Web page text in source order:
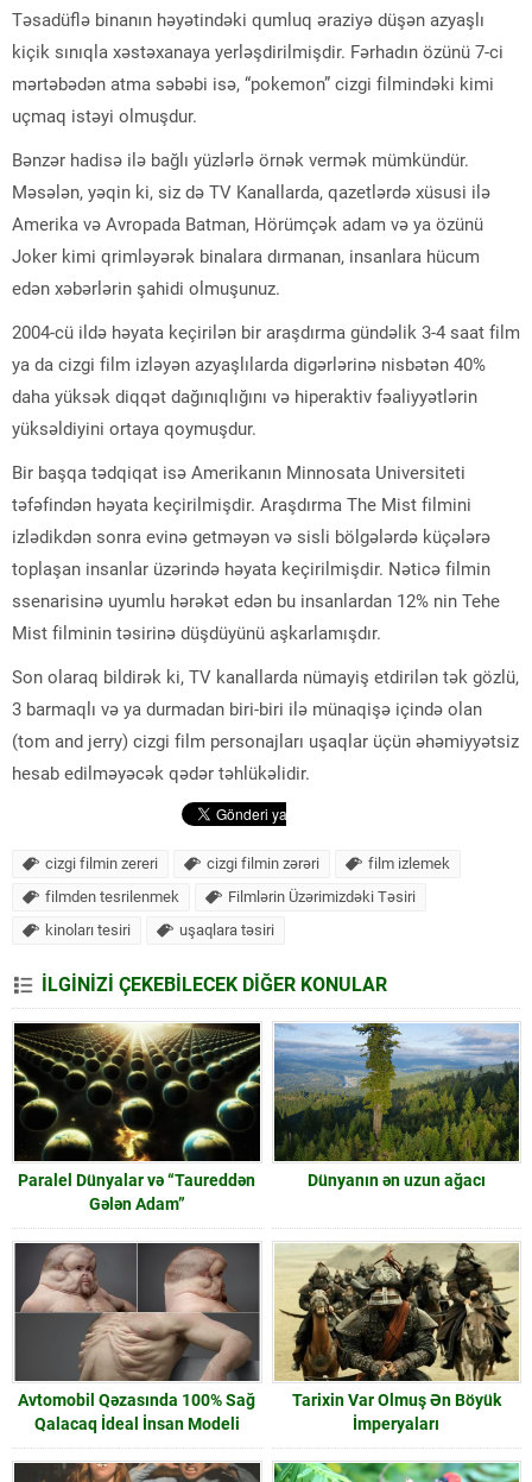
Təsadüflə binanın həyətindəki qumluq əraziyə düşən azyaşlı
kiçik sınıqla xəstəxanaya yerləşdirilmişdir. Fərhadın özünü 7-ci
mərtəbədən atma səbəbi isə, “pokemon” cizgi filmindəki kimi
uçmaq istəyi olmuşdur.
Bənzər hadisə ilə bağlı yüzlərlə örnək vermək mümkündür.
Məsələn, yəqin ki, siz də TV Kanallarda, qazetlərdə xüsusi ilə
Amerika və Avropada Batman, Hörümçək adam və ya özünü
Joker kimi qrimləyərək binalara dırmanan, insanlara hücum
edən xəbərlərin şahidi olmuşunuz.
2004-cü ildə həyata keçirilən bir araşdırma gündəlik 3-4 saat film
ya da cizgi film izləyən azyaşlılarda digərlərinə nisbətən 40%
daha yüksək diqqət dağınıqlığını və hiperaktiv fəaliyyətlərin
yüksəldiyini ortaya qoymuşdur.
Bir başqa tədqiqat isə Amerikanın Minnosata Universiteti
təfəfindən həyata keçirilmişdir. Araşdırma The Mist filmini
izlədikdən sonra evinə getməyən və sisli bölgələrdə küçələrə
toplaşan insanlar üzərində həyata keçirilmişdir. Nəticə filmin
ssenarisinə uyumlu hərəkət edən bu insanlardan 12% nin Tehe
Mist filminin təsirinə düşdüyünü aşkarlamışdır.
Son olaraq bildirək ki, TV kanallarda nümayiş etdirilən tək gözlü,
3 barmaqlı və ya durmadan biri-biri ilə münaqişə içində olan
(tom and jerry) cizgi film personajları uşaqlar üçün əhəmiyyətsiz
hesab edilməyəcək qədər təhlükəlidir.
cizgi filmin zereri cizgi filmin zərəri
film izlemek
filmden tesrilenmek
Filmlərin Üzərimizdəki Təsiri
kinoları tesiri
uşaqlara təsiri
İLGİNİZİ ÇEKEBİLECEK DİĞER KONULAR
Paralel Dünyalar və “Taureddən
Gələn Adam”
Dünyanın ən uzun ağacı
Avtomobil Qəzasında 100% Sağ
Qalacaq İdeal İnsan Modeli
Tarixin Var Olmuş Ən Böyük
İmperyaları